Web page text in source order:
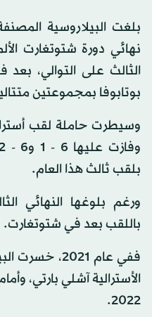
بلغت البيلاروسية
نهائي دورة شتوتغارت
الثالث على التوالي، بعد
بوتابوفا بمجموعتين
وسيطرت حاملة لقب
بلقب ثالث هذا العام.
ورغم بلوغها النهائي
باللقب بعد في شتوتغارت.
الأسترالية آشلي بارتي،
2022.